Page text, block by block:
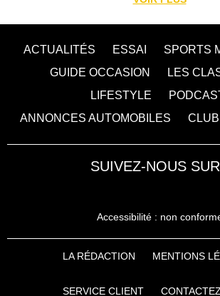
ACTUALITÉS ESSAI
SPORTS
GUIDE OCCASION
LES
LIFESTYLE
ANNONCES AUTOMOBILES
SUIVEZ-NOUS
Accessibilité : non
LA RÉDACTION MENTIONS
SERVICE CLIENT